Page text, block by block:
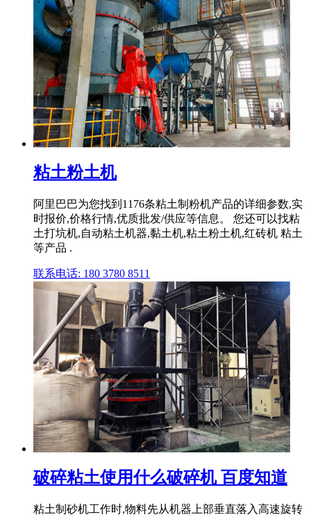
粘土粉土机
阿里巴巴为您找到1176条粘土制粉机产品的详细参数,实
时报价,价格行情,优质批发/供应等信息。 您还可以找粘
土打坑机,自动粘土机器,黏土机,粘土粉土机,红砖机 粘土
等产品 .
联系电话: 180 3780 8511
破碎粘土使用什么破碎机 百度知道
粘土制砂机工作时,物料先从机器上部垂直落入高速旋转